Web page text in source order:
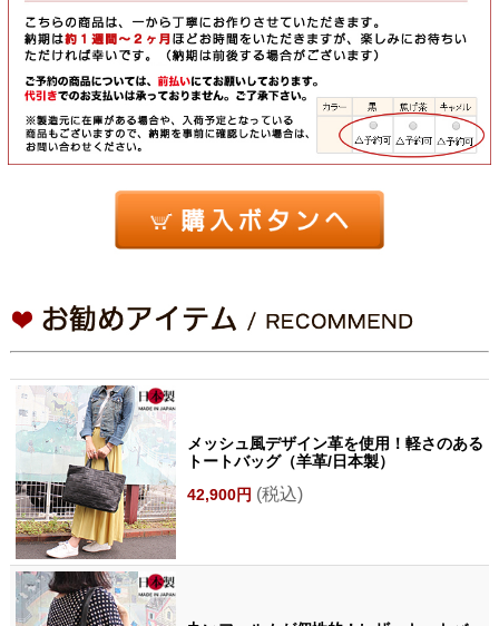
メッシュ風デザイン革を使用！軽さのある
トートバッグ（羊革/日本製）
42,900円 (税込)